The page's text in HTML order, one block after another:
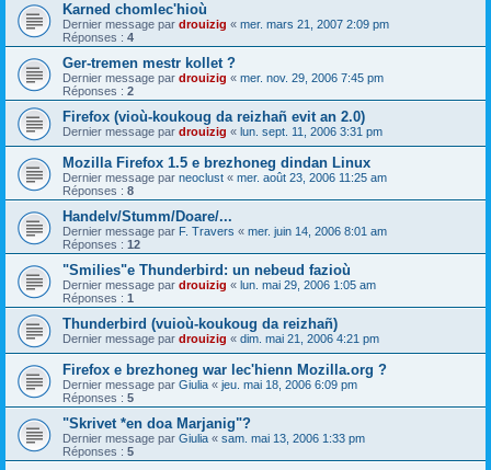
Karned chomlec'hioù
Dernier message par drouizig « mer. mars 21, 2007 2:09 pm
Réponses : 4
Ger-tremen mestr kollet ?
Dernier message par drouizig « mer. nov. 29, 2006 7:45 pm
Réponses : 2
Firefox (vioù-koukoug da reizhañ evit an 2.0)
Dernier message par drouizig « lun. sept. 11, 2006 3:31 pm
Mozilla Firefox 1.5 e brezhoneg dindan Linux
Dernier message par neoclust « mer. août 23, 2006 11:25 am
Réponses : 8
Handelv/Stumm/Doare/...
Dernier message par F. Travers « mer. juin 14, 2006 8:01 am
Réponses : 12
"Smilies"e Thunderbird: un nebeud fazioù
Dernier message par drouizig « lun. mai 29, 2006 1:05 am
Réponses : 1
Thunderbird (vuioù-koukoug da reizhañ)
Dernier message par drouizig « dim. mai 21, 2006 4:21 pm
Firefox e brezhoneg war lec'hienn Mozilla.org ?
Dernier message par Giulia « jeu. mai 18, 2006 6:09 pm
Réponses : 5
"Skrivet *en doa Marjanig"?
Dernier message par Giulia « sam. mai 13, 2006 1:33 pm
Réponses : 5